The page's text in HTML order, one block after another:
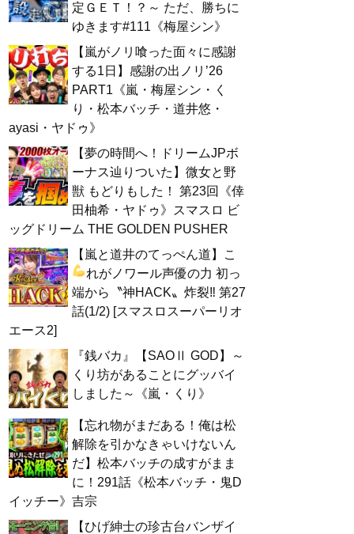
定ＧＥＴ！？～ ただ、勝ちに
ゆきます#111《梅屋シン》
【嵐がノリ喰った面々に感謝
する1日】感謝の出ノリ’26
PART1《嵐・梅屋シン・く
り・松本バッチ・道井悠・
ayasi・ヤドゥ》
【夢の時間へ！ドリームJPボ
ーナス辿りついた】微女と野
獣 もどりもした！ 第23回《倖
田柚希・ヤドゥ》スマスロ ビ
ッグドリーム THE GOLDEN PUSHER
【嵐と道井のてっぺん道】こ
れがノワール声優の力 初っ
端から〝神HACK〟炸裂‼ 第27
話(1/2) [スマスロスーパーリオ
エース2]
『銭バカ』【SAOⅡ GOD】～
くり坊があることにグッバイ
しました～《嵐・くり》
【忘れ物がまだある！俺は松
解除を引かなきゃいけないん
だ】松本バッチの成すがまま
に！291話《松本バッチ・鬼D
イッチー》吉宗
【ひげ紳士の珍古台バンザイ